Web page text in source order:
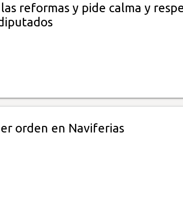
reformas y pide calma y
orden en Naviferias